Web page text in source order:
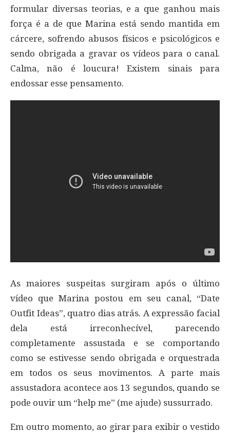
formular diversas teorias, e a que ganhou mais
força é a de que Marina está sendo mantida em
cárcere, sofrendo abusos físicos e psicológicos e
sendo obrigada a gravar os vídeos para o canal.
Calma, não é loucura! Existem sinais para
endossar esse pensamento.
As maiores suspeitas surgiram após o último
vídeo que Marina postou em seu canal, “Date
Outfit Ideas”, quatro dias atrás. A expressão facial
dela está irreconhecível, parecendo
completamente assustada e se comportando
como se estivesse sendo obrigada e orquestrada
em todos os seus movimentos. A parte mais
assustadora acontece aos 13 segundos, quando se
pode ouvir um “help me” (me ajude) sussurrado.
Em outro momento, ao girar para exibir o vestido